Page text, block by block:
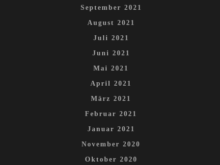
September 2021
August 2021
Juli 2021
Juni 2021
Mai 2021
April 2021
März 2021
Februar 2021
Januar 2021
November 2020
Oktober 2020